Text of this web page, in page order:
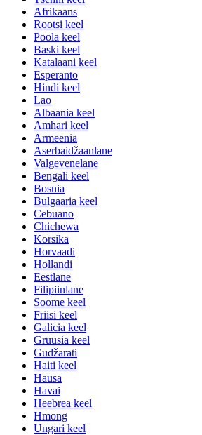
Afrikaans
Rootsi keel
Poola keel
Baski keel
Katalaani keel
Esperanto
Hindi keel
Lao
Albaania keel
Amhari keel
Armeenia
Aserbaidžaanlane
Valgevenelane
Bengali keel
Bosnia
Bulgaaria keel
Cebuano
Chichewa
Korsika
Horvaadi
Hollandi
Eestlane
Filipiinlane
Soome keel
Friisi keel
Galicia keel
Gruusia keel
Gudžarati
Haiti keel
Hausa
Havai
Heebrea keel
Hmong
Ungari keel